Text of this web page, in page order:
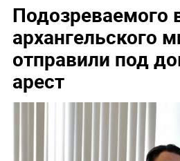
Подозреваемого
архангельского
отправили под
арест